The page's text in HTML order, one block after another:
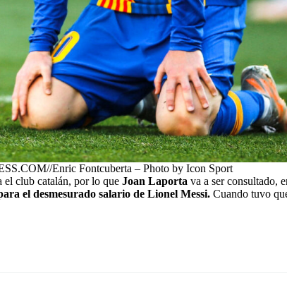
Enric Fontcuberta – Photo by Icon Sport
el club catalán, por lo que Joan Laporta va a ser consultado,
el desmesurado salario de Lionel Messi. Cuando tuvo